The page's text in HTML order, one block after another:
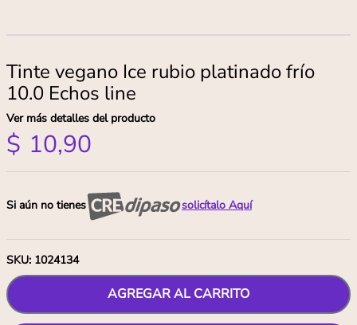
Tinte vegano Ice rubio platinado frío
10.0 Echos line
Ver más detalles del producto
$ 10,90
Si aún no tienes solicítalo Aquí
SKU: 1024134
AGREGAR AL CARRITO